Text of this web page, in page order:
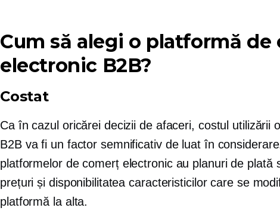
Cum să alegi o platformă de
electronic B2B?
Costat
Ca în cazul oricărei decizii de afaceri, costul utilizării
B2B va fi un factor semnificativ de luat în
platformelor de comerț electronic au planuri de plată
prețuri și disponibilitatea caracteristicilor care se
platformă la alta.